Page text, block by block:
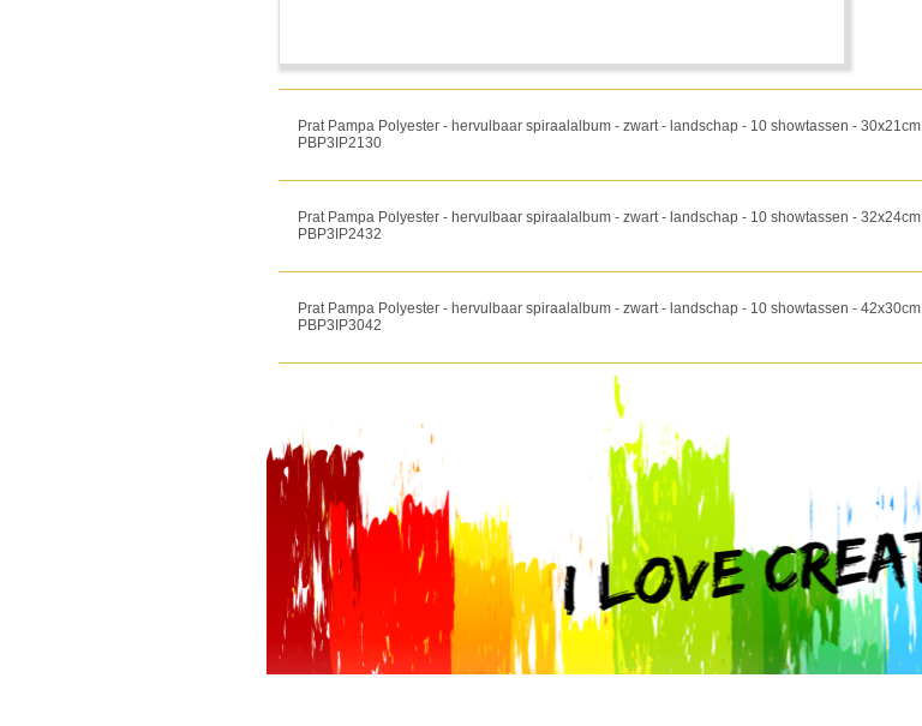
Prat Pampa Polyester - hervulbaar spiraalalbum - zwart - landschap - 10 showtassen - 30x21cm
PBP3IP2130
Prat Pampa Polyester - hervulbaar spiraalalbum - zwart - landschap - 10 showtassen - 32x24cm
PBP3IP2432
Prat Pampa Polyester - hervulbaar spiraalalbum - zwart - landschap - 10 showtassen - 42x30cm
PBP3IP3042